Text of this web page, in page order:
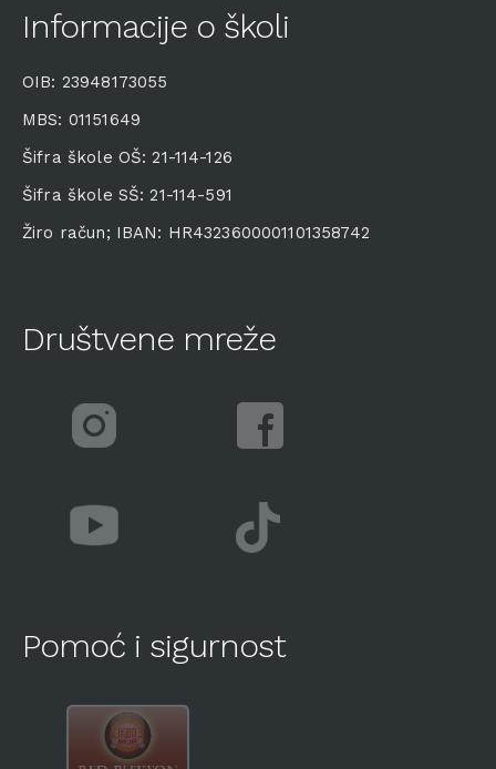
Informacije o školi
OIB: 23948173055
MBS: 01151649
Šifra škole OŠ: 21-114-126
Šifra škole SŠ: 21-114-591
Žiro račun; IBAN: HR4323600001101358742
Društvene mreže
Pomoć i sigurnost